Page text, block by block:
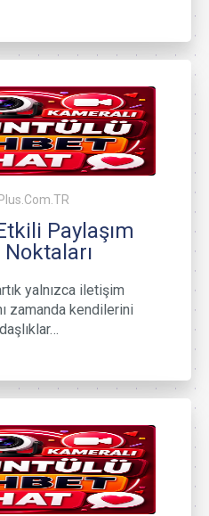
Paylaşım
yalnızca iletişim
zamanda kendilerini